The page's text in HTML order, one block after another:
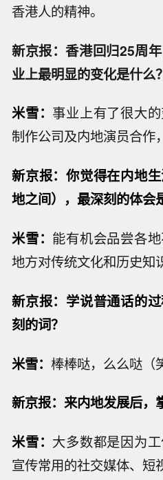
香港人的精神。
新京报：香港回归25周
业上最明显的变化是什么？
米雪： 事业上有了很大
制作公司及内地演员合作
新京报：你觉得在内地
地之间） ，最深刻的体会
米雪： 能有机会品尝各
地方对传统文化和历史知
新京报：学说普通话的
刻的词？
米雪：棒棒哒，么么哒（
新京报：来内地发展后，
米雪： 大多数都是因为
宣传常用的社交媒体、短